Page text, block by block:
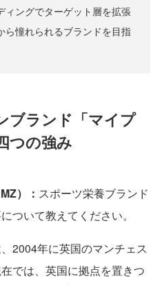
ィングでターゲット層を拡張
ら憧れられるブランドを目指
ブランド「マイプ
つの強み
）： スポーツ栄養ブランド
ついて教えてください。
2004年に英国のマンチェス
では、英国に拠点を置きつ